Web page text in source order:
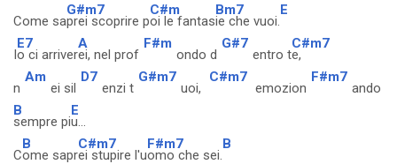
Come sa
G#m7
prei scoprire p
C#m
oi le fantas
Bm7
ie che vuoi.
E
I
E7
o ci arriver
A
ei, nel prof
F#m
ondo d
G#7
entro t
C#m7
e,
n
Am
ei sil
D7
enzi t
G#m7
uoi,
C#m7
emozion
F#m7
ando
B
sempre pi
E
u...
C
B
ome sapr
C#m7
ei stupire l'u
F#m7
omo che sei.
B